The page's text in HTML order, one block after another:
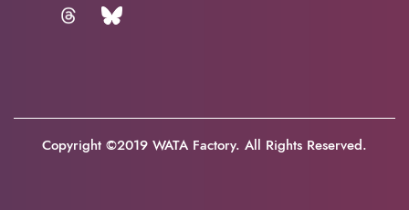
Copyright ©2019 WATA Factory. All Rights Reserved.